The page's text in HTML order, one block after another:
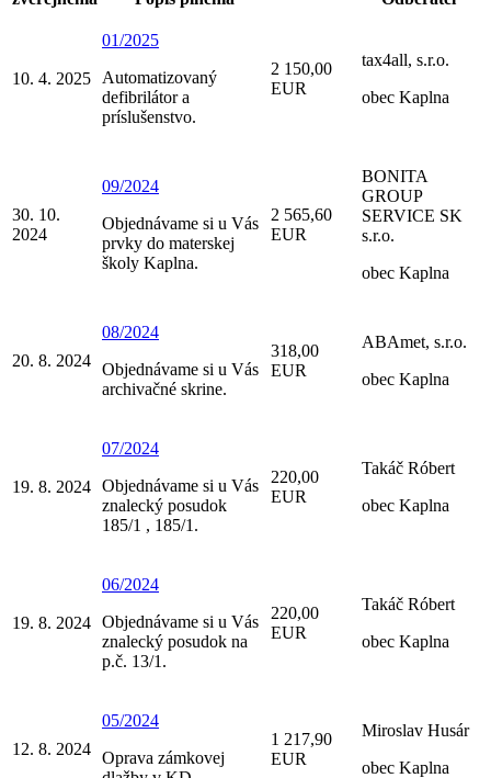
10. 4. 2025
01/2025
Automatizovaný
defibrilátor a
príslušenstvo.
2 150,00
EUR
tax4all, s.r.o.
obec Kaplna
30. 10.
2024
09/2024
Objednávame si u Vás
prvky do materskej
školy Kaplna.
2 565,60
EUR
BONITA
GROUP
SERVICE SK
s.r.o.
obec Kaplna
20. 8. 2024
08/2024
Objednávame si u Vás
archivačné skrine.
318,00
EUR
ABAmet, s.r.o.
obec Kaplna
19. 8. 2024
07/2024
Objednávame si u Vás
znalecký posudok
185/1 , 185/1.
220,00
EUR
Takáč Róbert
obec Kaplna
19. 8. 2024
06/2024
Objednávame si u Vás
znalecký posudok na
p.č. 13/1.
220,00
EUR
Takáč Róbert
obec Kaplna
12. 8. 2024
05/2024
Oprava zámkovej
1 217,90
EUR
Miroslav Husár
obec Kaplna